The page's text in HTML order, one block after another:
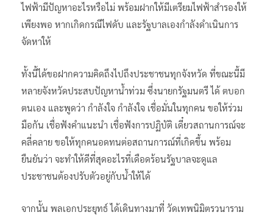
ไฟฟ้ามีปัญหาอะไรหรือไม่ พร้อมฝากให้มีเตรียมไฟฟ้าสำรองให้
เพียงพอ หากเกิดกรณีไฟดับ และรัฐบาลเองกำลังดำเนินการ
จัดหาให้
ทั้งนี้ได้ขอฝากความคิดถึงไปถึงประชาชนทุกจังหวัด ที่ขณะนี้มี
หลายจังหวัดประสบปัญหาน้ำท่วม ซึ่งนายกรัฐมนตรี ได้ ตบอก
ตนเอง และพูดว่า กำลังใจ กำลังใจ เชื่อมั่นในทุกคน ขอให้ร่วม
มือกัน เชื่อฟังคำแนะนำ เชื่อฟังการปฏิบัติ เดี๋ยวสถานการณ์จะ
คลี่คลาย ขอให้ทุกคนอดทนต่อสถานการณ์ที่เกิดขึ้น พร้อม
ยืนยันว่า จะทำให้ดีที่สุดอะไรที่เดือดร้อนรัฐบาลจะดูแล
ประชาชนต้องปรับตัวอยู่กับน้ำให้ได้
จากนั้น พลเอกประยุทธ์ ได้เดินทางมาที่ วัดเทพนิมิตรวนาราม